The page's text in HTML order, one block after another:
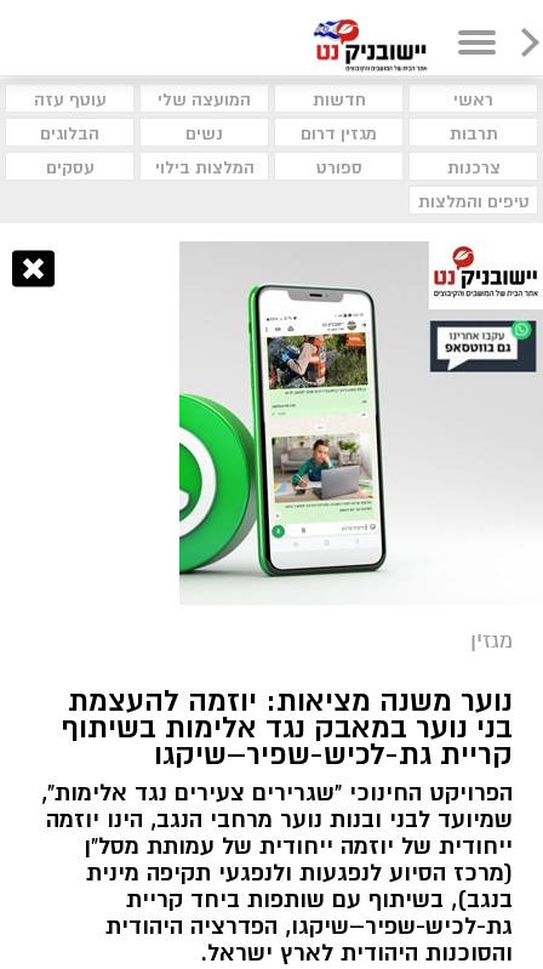
ראשי חדשות המועצה שלי
עוטף עזה
תרבות
מגזין דרום נשים
הבלוגים
צרכנות
ספורט המלצות בילוי
עסקים
טיפים והמלצות
מגזין
נוער משנה מציאות: יוזמה להעצמת
בני נוער במאבק נגד אלימות בשיתוף
קריית גת-לכיש-שפיר–שיקגו
הפרויקט החינוכי "שגרירים צעירים נגד אלימות",
שמיועד לבני ובנות נוער מרחבי הנגב, הינו יוזמה
ייחודית של יוזמה ייחודית של עמותת מסל"ן
(מרכז הסיוע לנפגעות ולנפגעי תקיפה מינית
בנגב), בשיתוף עם שותפות ביחד קריית
גת-לכיש-שפיר–שיקגו, הפדרציה היהודית
והסוכנות היהודית לארץ ישראל.